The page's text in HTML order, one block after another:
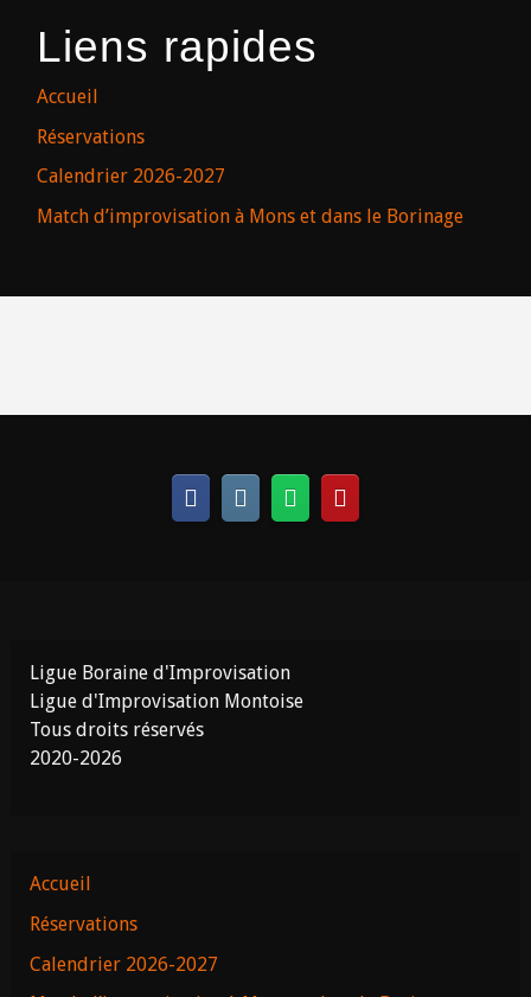
Liens rapides
Accueil
Réservations
Calendrier 2026-2027
Match d’improvisation à Mons et dans le Borinage
Ligue Boraine d'Improvisation
Ligue d'Improvisation Montoise
Tous droits réservés
2020-2026
Accueil
Réservations
Calendrier 2026-2027